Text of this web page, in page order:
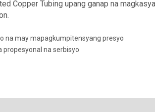
Copper Tubing upang ganap na
na may mapagkumpitensyang presyo
propesyonal na serbisyo